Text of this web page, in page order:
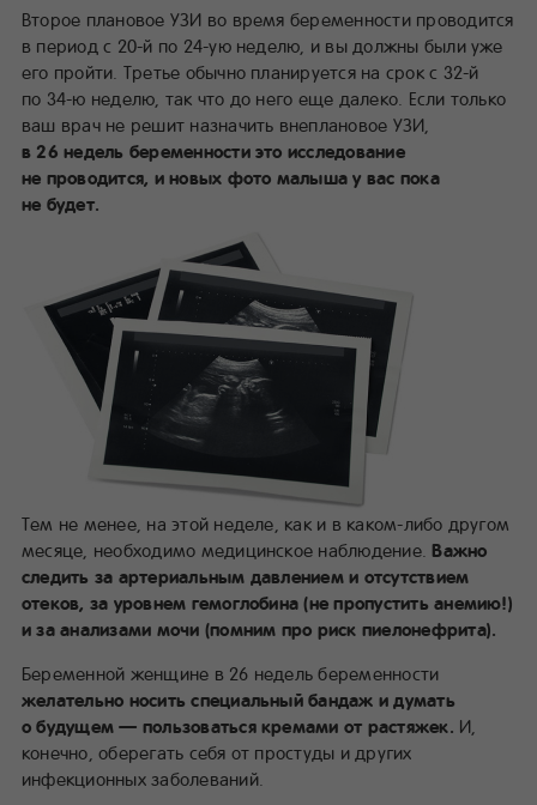
Второе плановое УЗИ во время беременности проводится
в период с 20-й по 24-ую неделю, и вы должны были уже
его пройти. Третье обычно планируется на срок с 32-й
по 34-ю неделю, так что до него еще далеко. Если только
ваш врач не решит назначить внеплановое УЗИ,
в 26 недель беременности это исследование
не проводится, и новых фото малыша у вас пока
не будет.
Тем не менее, на этой неделе, как и в каком-либо другом
месяце, необходимо медицинское наблюдение.Важно
следить за артериальным давлением и отсутствием
отеков, за уровнем гемоглобина (не пропустить анемию!)
и за анализами мочи (помним про риск пиелонефрита).
Беременной женщине в 26 недель беременности
желательно носить специальный бандаж и думать
о будущем — пользоваться кремами от растяжек. И,
конечно, оберегать себя от простуды и других
инфекционных заболеваний.